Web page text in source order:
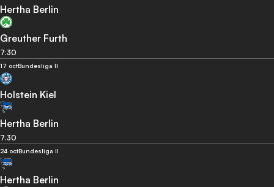
Hertha Berlin
Greuther Furth
7:30
17 octBundesliga II
Holstein Kiel
Hertha Berlin
7:30
24 octBundesliga II
Hertha Berlin